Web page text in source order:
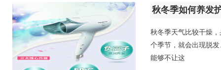
秋冬季如何养发
秋冬季天气比较干燥
个季节，就会出现脱
能够不让这